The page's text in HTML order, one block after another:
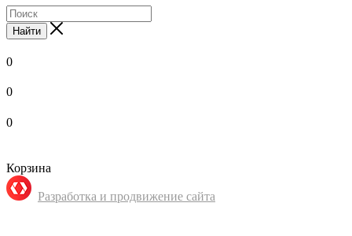
Найти
0
0
0
Корзина
Разработка и продвижение сайта